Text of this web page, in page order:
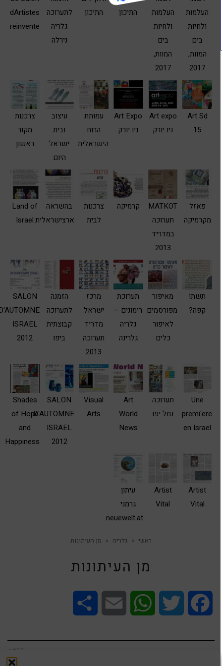
העלמות
ולחיות
בים
המוות,
2017
העלמות
ולחיות
בים
המוות,
2017
התיכון
התיכון
לתערוכה
גלריה
נירלה
dArtistes
reinvente
Art Sd
15
Art expo
ניו יורק
Art Expo
ניו יורק
עמותת
הרוח
הישראלית
עיצוב
ובית
ישראל
היום
צרכנות
מקור
ראשון
פאזל
מקרמיקה
MATKOT
תערוכה
במדריד
2013
קרמיקה
צרכנות
לבית
בהשראה
ארצישראלית
Land of
Israel
תשתו
קפה?
מאיפור
מפורסמים
לאיפור
כלים
תערוכת
רימונים –
גלריה
גלרינה
מרכז
ישראל
מדריד
תערוכה
2013
הזמנה
לתערוכה
קבוצתית
ביפו
SALON
D'AUTOMNE
ISRAEL
2012
Une
premi'ere
en Israel
תערוכה
נמל יפו
Art
World
News
Visual
Arts
SALON
D'AUTOMNE
ISRAEL
2012
Shades
of Hope
and
Happiness
Artist
Vital
Artist
Vital
עיתון
גרמני
neuewelt.at
ראשי » גלריה » מן העיתונות
מן העיתונות
Facebook
Twitter
WhatsApp
Email
הבא »